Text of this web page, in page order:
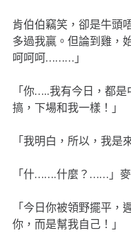
肯伯伯竊笑，卻是牛頭
多過我贏。但論到雞，
呵呵呵………」
「你…..我有今日，都
搞，下場和我一樣！」
「我明白，所以，我是
「什…….什麼？……」麥
「今日你被領野擺平
你，而是幫我自己！」